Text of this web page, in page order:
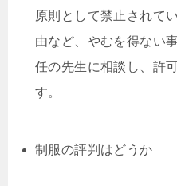
原則として禁止されて
由など、やむを得ない
任の先生に相談し、許
す。
制服の評判はどうか